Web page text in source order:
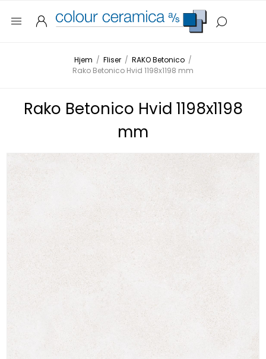
Hjem / Fliser / RAKO Betonico /
Rako Betonico Hvid 1198x1198 mm
Rako Betonico Hvid 1198x1198
mm